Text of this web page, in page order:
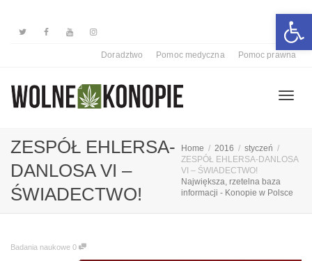
Doradztwo Pomoc medyczna Pomoc prawna
ZESPÓŁ EHLERSA-
DANLOSA VI –
ŚWIADECTWO!
Home 2016
styczeń
ZESPÓŁ EHLERSA-DANLOSA
VI – ŚWIADECTWO!
Największa, rzetelna baza
informacji - Konopie w Polsce
Badania naukowe 0